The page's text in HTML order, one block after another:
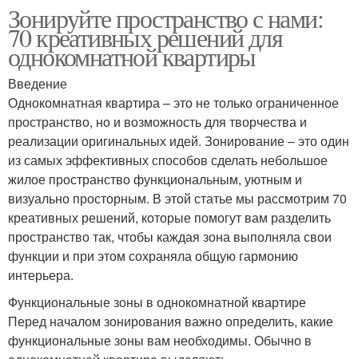
Зонируйте пространство с нами:
70 креативных решений для
однокомнатной квартиры
Введение
Однокомнатная квартира – это не только ограниченное
пространство, но и возможность для творчества и
реализации оригинальных идей. Зонирование – это один
из самых эффективных способов сделать небольшое
жилое пространство функциональным, уютным и
визуально просторным. В этой статье мы рассмотрим 70
креативных решений, которые помогут вам разделить
пространство так, чтобы каждая зона выполняла свои
функции и при этом сохраняла общую гармонию
интерьера.
Функциональные зоны в однокомнатной квартире
Перед началом зонирования важно определить, какие
функциональные зоны вам необходимы. Обычно в